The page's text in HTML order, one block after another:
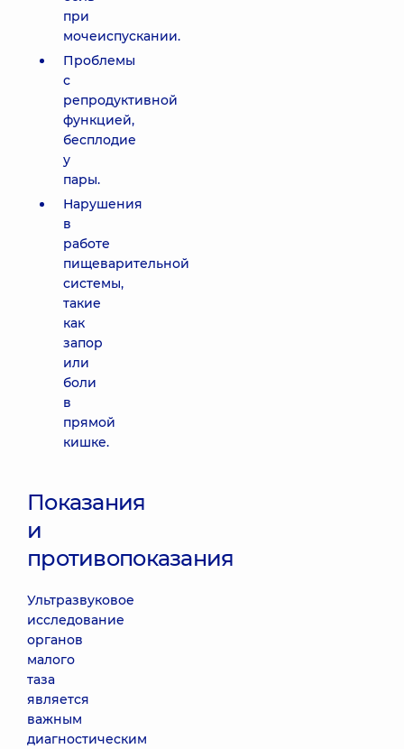
при
мочеиспускании.
Проблемы
с
репродуктивной
функцией,
бесплодие
у
пары.
Нарушения
в
работе
пищеварительной
системы,
такие
как
запор
или
боли
в
прямой
кишке.
Показания
и
противопоказания
Ультразвуковое
исследование
органов
малого
таза
является
важным
диагностическим